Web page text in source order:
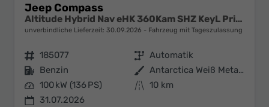
Jeep Compass
Altitude Hybrid Nav eHK 360Kam SHZ KeyL PrivG 18Z
unverbindliche Lieferzeit: 30.09.2026 Fahrzeug mit Tageszulassung
Fahrzeugnr. 185077 Getriebe Automatik
Kraftstoff Benzin Außenfarbe
Antarctica Weiß Metallic
Leistung 100 kW (136 PS) Kilometerstand 10 km
31.07.2026